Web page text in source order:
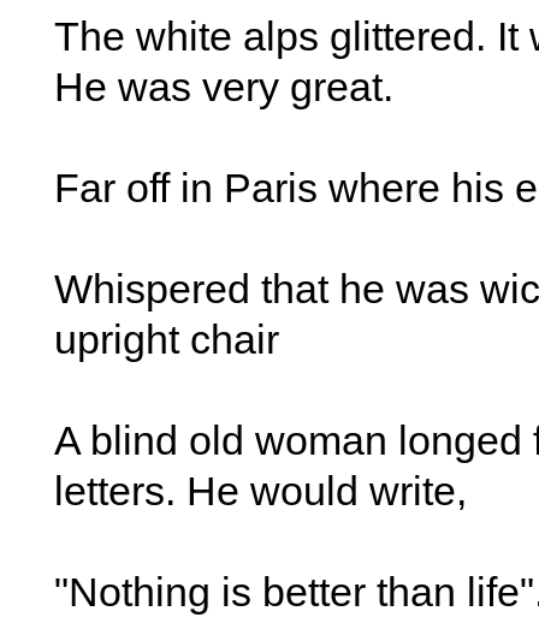
The white alps glittered. It
He was very great.
Far off in Paris where his
Whispered that he was
upright chair
A blind old woman longed
letters. He would write,
"Nothing is better than